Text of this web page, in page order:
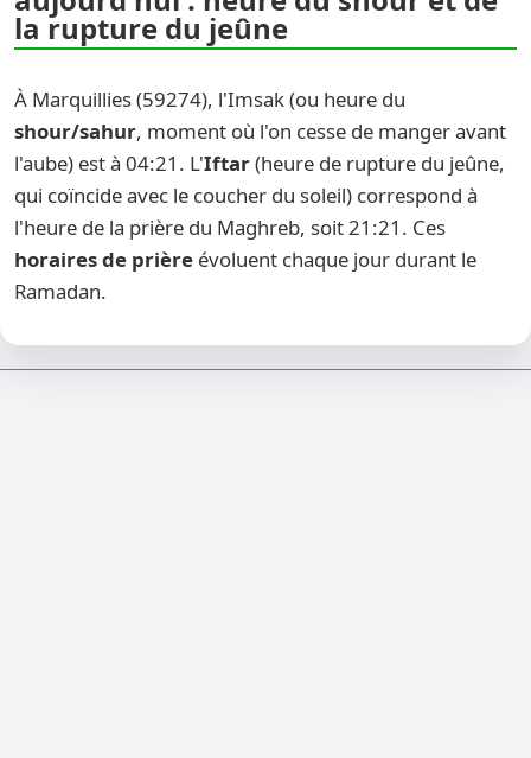
la rupture du jeûne
À Marquillies (59274), l'Imsak (ou heure du
shour/sahur, moment où l'on cesse de manger avant
l'aube) est à 04:21. L'Iftar(heure de rupture du jeûne,
qui coïncide avec le coucher du soleil) correspond à
l'heure de la prière du Maghreb, soit 21:21. Ces
horaires de prière évoluent chaque jour durant le
Ramadan.